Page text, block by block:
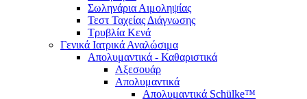
Σωληνάρια Αιμοληψίας
Τεστ Ταχείας Διάγνωσης
Τρυβλία Κενά
Γενικά Ιατρικά Αναλώσιμα
Απολυμαντικά - Καθαριστικά
Αξεσουάρ
Απολυμαντικά
Απολυμαντικά Schülke™